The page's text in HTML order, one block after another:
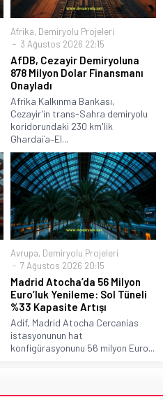
Afrika, Demiryolu Projeleri
3 Ağustos 2026 22:15
AfDB, Cezayir Demiryoluna
878 Milyon Dolar Finansmanı
Onayladı
Afrika Kalkınma Bankası,
Cezayir'in trans-Sahra demiryolu
koridorundaki 230 km'lik
Ghardaïa–El...
Avrupa, Demiryolu Projeleri
7 Ağustos 2026 20:15
Madrid Atocha’da 56 Milyon
Euro’luk Yenileme: Sol Tüneli
%33 Kapasite Artışı
Adif, Madrid Atocha Cercanías
istasyonunun hat
konfigürasyonunu 56 milyon Euro...